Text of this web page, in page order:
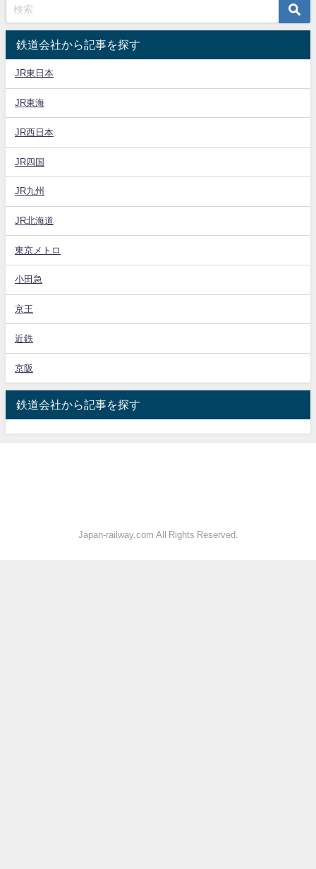
鉄道会社から記事を探す
JR東日本
JR東海
JR西日本
JR四国
JR九州
JR北海道
東京メトロ
小田急
京王
近鉄
京阪
鉄道会社から記事を探す
Japan-railway.com All Rights Reserved.